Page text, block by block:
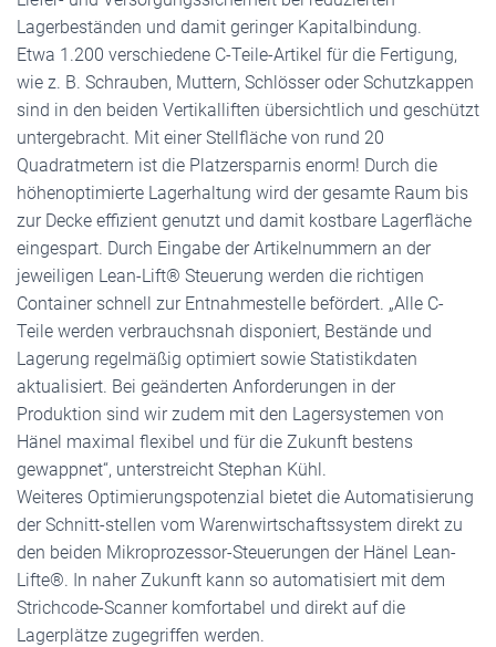
Lagerbeständen und damit geringer Kapitalbindung.
Etwa 1.200 verschiedene C-Teile-Artikel für die Fertigung,
wie z. B. Schrauben, Muttern, Schlösser oder Schutzkappen
sind in den beiden Vertikalliften übersichtlich und geschützt
untergebracht. Mit einer Stellfläche von rund 20
Quadratmetern ist die Platzersparnis enorm! Durch die
höhenoptimierte Lagerhaltung wird der gesamte Raum bis
zur Decke effizient genutzt und damit kostbare Lagerfläche
eingespart. Durch Eingabe der Artikelnummern an der
jeweiligen Lean-Lift® Steuerung werden die richtigen
Container schnell zur Entnahmestelle befördert. „Alle C-
Teile werden verbrauchsnah disponiert, Bestände und
Lagerung regelmäßig optimiert sowie Statistikdaten
aktualisiert. Bei geänderten Anforderungen in der
Produktion sind wir zudem mit den Lagersystemen von
Hänel maximal flexibel und für die Zukunft bestens
gewappnet“, unterstreicht Stephan Kühl.
Weiteres Optimierungspotenzial bietet die Automatisierung
der Schnitt-stellen vom Warenwirtschaftssystem direkt zu
den beiden Mikroprozessor-Steuerungen der Hänel Lean-
Lifte®. In naher Zukunft kann so automatisiert mit dem
Strichcode-Scanner komfortabel und direkt auf die
Lagerplätze zugegriffen werden.